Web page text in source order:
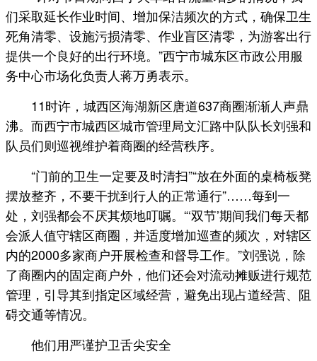
们采取延长作业时间、增加保洁频次的方式，确保卫生
死角清零、设施污损清零、作业盲区清零，为游客出行
提供一个良好的出行环境。”西宁市城东区市政公用服
务中心市场化负责人蒋万勇表示。
11时许，城西区海湖新区唐道637商圈渐渐人声鼎
沸。而西宁市城西区城市管理局文汇路中队队长刘强和
队员们则巡视维护着商圈的经营秩序。
“门前的卫生一定要及时清扫”“放在外面的桌椅板凳
摆放整齐，不要干扰到行人的正常通行”……每到一
处，刘强都会不厌其烦地叮嘱。“‘双节’期间我们每天都
会派人值守辖区商圈，并适度增加巡查的频次，对辖区
内的2000多家商户开展检查和督导工作。”刘强说，除
了商圈内的固定商户外，他们还会对流动摊贩进行规范
管理，引导其到指定区域经营，避免出现占道经营、阻
碍交通等情况。
他们用严谨护卫舌尖安全